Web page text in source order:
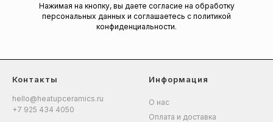
Нажимая на кнопку, вы даете согласие на обработку
персональных данных и соглашаетесь c политикой
конфиденциальности.
Контакты
hello@heatupceramics.ru
+7 925 434 4050
Информация
О нас
Оплата и доставка